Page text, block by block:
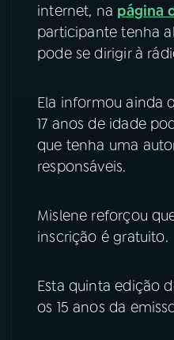
internet, na página
participante tenha
pode se dirigir à
Ela informou ainda
17 anos de idade
que tenha uma
responsáveis.
Mislene reforçou
inscrição é gratuito.
Esta quinta edição
os 15 anos da